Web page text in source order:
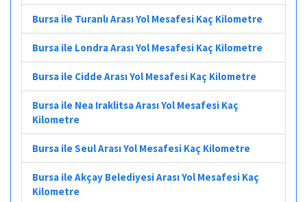
Bursa ile Turanlı Arası Yol Mesafesi Kaç Kilometre
Bursa ile Londra Arası Yol Mesafesi Kaç Kilometre
Bursa ile Cidde Arası Yol Mesafesi Kaç Kilometre
Bursa ile Nea Iraklitsa Arası Yol Mesafesi Kaç
Kilometre
Bursa ile Seul Arası Yol Mesafesi Kaç Kilometre
Bursa ile Akçay Belediyesi Arası Yol Mesafesi Kaç
Kilometre